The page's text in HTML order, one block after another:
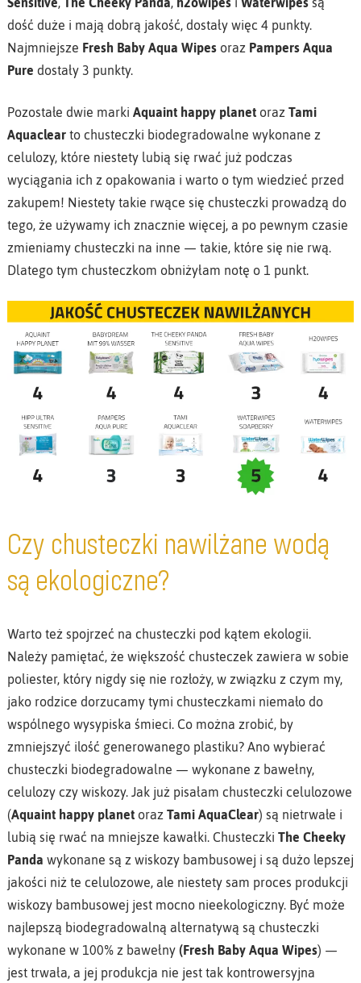
dość duże i mają dobrą jakość, dostały więc 4 punkty.
Najmniejsze Fresh Baby Aqua Wipesoraz Pampers Aqua
Pure dostały 3 punkty.
Pozostałe dwie marki Aquaint happy planetoraz Tami
Aquaclearto chusteczki biodegradowalne wykonane z
celulozy, które niestety lubią się rwać już podczas
wyciągania ich z opakowania i warto o tym wiedzieć przed
zakupem! Niestety takie rwące się chusteczki prowadzą do
tego, że używamy ich znacznie więcej, a po pewnym czasie
zmieniamy chusteczki na inne — takie, które się nie rwą.
Dlatego tym chusteczkom obniżyłam notę o 1 punkt.
Czy chusteczki nawilżane wodą
są ekologiczne?
Warto też spojrzeć na chusteczki pod kątem ekologii.
Należy pamiętać, że większość chusteczek zawiera w sobie
poliester, który nigdy się nie rozłoży, w związku z czym my,
jako rodzice dorzucamy tymi chusteczkami niemało do
wspólnego wysypiska śmieci. Co można zrobić, by
zmniejszyć ilość generowanego plastiku? Ano wybierać
chusteczki biodegradowalne — wykonane z bawełny,
celulozy czy wiskozy. Jak już pisałam chusteczki celulozowe
(Aquaint happy planetoraz Tami AquaClear) są nietrwałe i
lubią się rwać na mniejsze kawałki. Chusteczki The Cheeky
Panda wykonane są z wiskozy bambusowej i są dużo lepszej
jakości niż te celulozowe, ale niestety sam proces produkcji
wiskozy bambusowej jest mocno nieekologiczny. Być może
najlepszą biodegradowalną alternatywą są chusteczki
wykonane w 100% z bawełny (Fresh Baby Aqua Wipes) —
jest trwała, a jej produkcja nie jest tak kontrowersyjna